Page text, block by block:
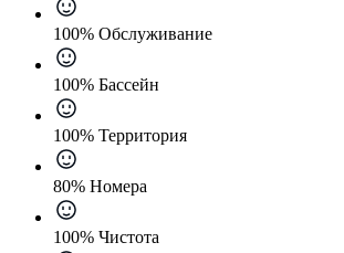
100% Обслуживание
100% Бассейн
100% Территория
80% Номера
100% Чистота